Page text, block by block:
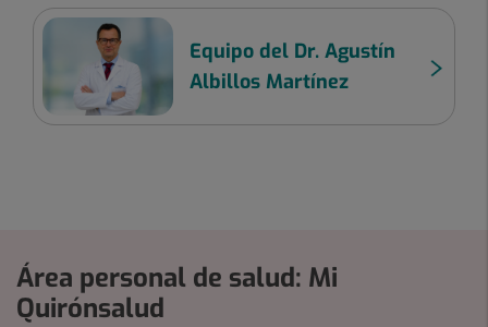
Equipo del Dr. Agustín
Albillos Martínez
Área personal de salud: Mi
Quirónsalud